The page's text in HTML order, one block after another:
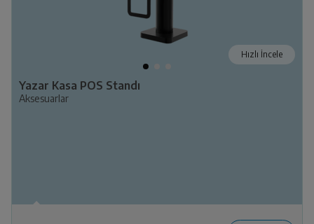
Hızlı İncele
Yazar Kasa POS Standı
Aksesuarlar